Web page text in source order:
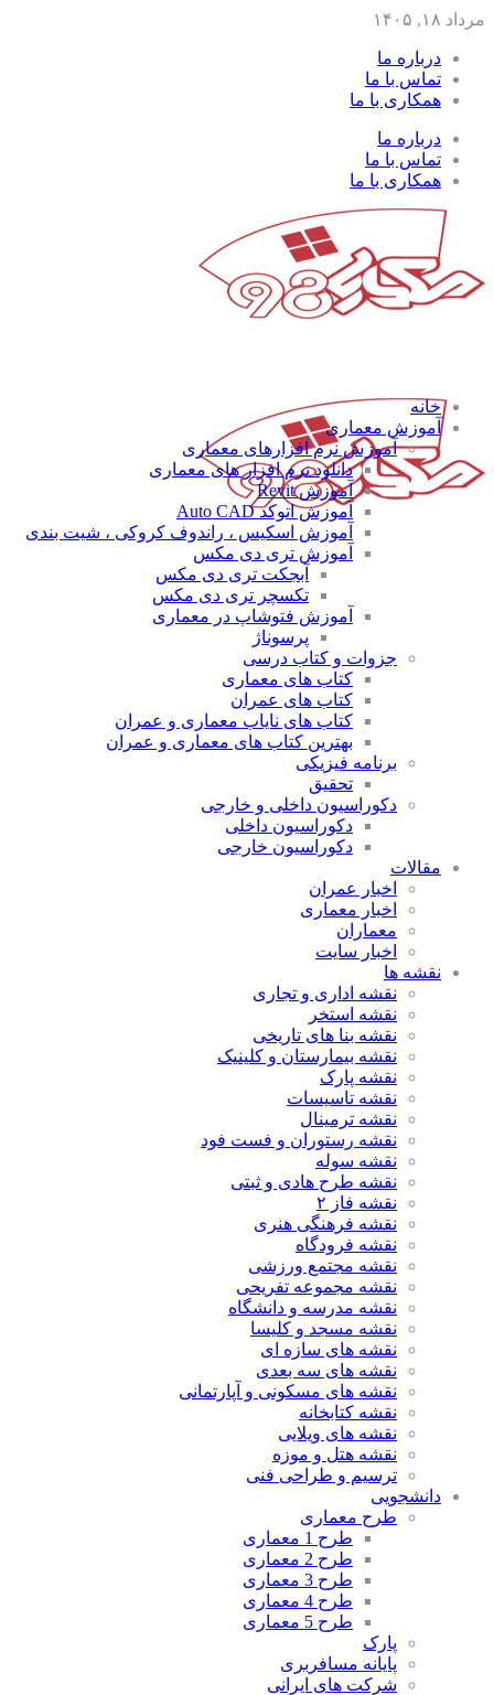
مرداد ۱۸, ۱۴۰۵
درباره ما
تماس با ما
همکاری با ما
درباره ما
تماس با ما
همکاری با ما
خانه
آموزش معماری
آموزش نرم افزارهای معماری
دانلود نرم افزار های معماری
آموزش Revit
آموزش اتوکد Auto CAD
آموزش اسکیس ، راندوف کروکی ، شیت بندی
آموزش تری دی مکس
آبجکت تری دی مکس
تکسچر تری دی مکس
آموزش فتوشاپ در معماری
پرسوناژ
جزوات و کتاب درسی
کتاب های معماری
کتاب های عمران
کتاب های نایاب معماری و عمران
بهترین کتاب های معماری و عمران
برنامه فیزیکی
تحقیق
دکوراسیون داخلی و خارجی
دکوراسیون داخلی
دکوراسیون خارجی
مقالات
اخبار عمران
اخبار معماری
معماران
اخبار سایت
نقشه ها
نقشه اداری و تجاری
نقشه استخر
نقشه بنا های تاریخی
نقشه بیمارستان و کلینیک
نقشه پارک
نقشه تاسیسات
نقشه ترمینال
نقشه رستوران و فست فود
نقشه سوله
نقشه طرح هادی و ثبتی
نقشه فاز ۲
نقشه فرهنگی هنری
نقشه فرودگاه
نقشه مجتمع ورزشی
نقشه مجموعه تفریحی
نقشه مدرسه و دانشگاه
نقشه مسجد و کلیسا
نقشه های سازه ای
نقشه های سه بعدی
نقشه های مسکونی و آپارتمانی
نقشه کتابخانه
نقشه های ویلایی
نقشه هتل و موزه
ترسیم و طراحی فنی
دانشجویی
طرح معماری
طرح 1 معماری
طرح 2 معماری
طرح 3 معماری
طرح 4 معماری
طرح 5 معماری
پارک
پایانه مسافربری
شرکت های ایرانی